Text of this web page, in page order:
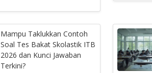
Mampu Taklukkan Contoh
Soal Tes Bakat Skolastik ITB
2026 dan Kunci Jawaban
Terkini?